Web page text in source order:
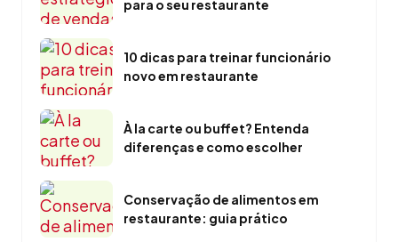
para o seu restaurante
10 dicas para treinar funcionário
novo em restaurante
À la carte ou buffet? Entenda
diferenças e como escolher
Conservação de alimentos em
restaurante: guia prático